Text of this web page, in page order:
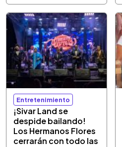
Entretenimiento
¡Sivar Land se
despide bailando!
Los Hermanos Flores
cerrarán con todo las